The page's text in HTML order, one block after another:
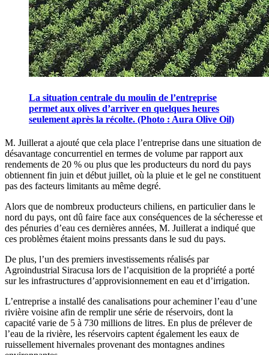
La situation centrale du moulin de l’entreprise
permet aux olives d’arriver en quelques heures
seulement après la récolte. (Photo : Aura Olive Oil)
M. Juillerat a ajouté que cela place l’entreprise dans une situation de
désavantage concurrentiel en termes de volume par rapport aux
rendements de 20 % ou plus que les producteurs du nord du pays
obtiennent fin juin et début juillet, où la pluie et le gel ne constituent
pas des facteurs limitants au même degré.
Alors que de nombreux producteurs chiliens, en particulier dans le
nord du pays, ont dû faire face aux conséquences de la sécheresse et
des pénuries d’eau ces dernières années, M. Juillerat a indiqué que
ces problèmes étaient moins pressants dans le sud du pays.
De plus, l’un des premiers investissements réalisés par
Agroindustrial Siracusa lors de l’acquisition de la propriété a porté
sur les infrastructures d’approvisionnement en eau et d’irrigation.
L’entreprise a installé des canalisations pour acheminer l’eau d’une
rivière voisine afin de remplir une série de réservoirs, dont la
capacité varie de 5 à 730 millions de litres. En plus de prélever de
l’eau de la rivière, les réservoirs captent également les eaux de
ruissellement hivernales provenant des montagnes andines